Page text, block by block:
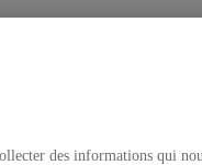
de l’usage et des
sociale à la
et décentralisation
des informations qui